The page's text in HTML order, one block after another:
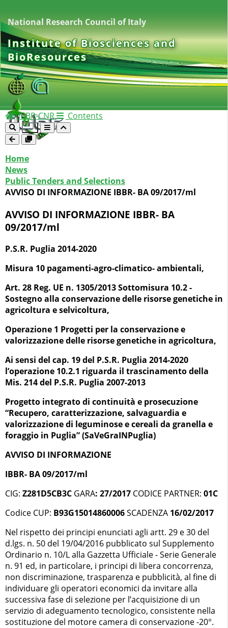
National Research Council of Italy
Institute of Biosciences and
BioResources
IBBR-CNR Contents
Home
News
Public Tenders and Selections
AVVISO DI INFORMAZIONE IBBR- BA 09/2017/ml
AVVISO DI INFORMAZIONE IBBR- BA
09/2017/ml
P.S.R. Puglia 2014-2020
Misura 10 pagamenti-agro-climatico- ambientali,
Art. 28 Reg. UE n. 1305/2013 Sottomisura 10.2 -
Sostegno alla conservazione delle risorse genetiche in
agricoltura e selvicoltura,
Operazione 1 Progetti per la conservazione e
valorizzazione delle risorse genetiche in agricoltura,
Ai sensi del cap. 19 del P.S.R. Puglia 2014-2020
l’operazione 10.2.1 riguarda il trascinamento della
Mis. 214 del P.S.R. Puglia 2007-2013
Progetto integrato di continuità e prosecuzione
“Recupero, caratterizzazione, salvaguardia e
valorizzazione di leguminose e cereali da granella e
foraggio in Puglia” (SaVeGraINPuglia)
AVVISO DI INFORMAZIONE
IBBR- BA 09/2017/ml
CIG: Z281D5CB3C GARA: 27/2017 CODICE PARTNER: 01C
Codice CUP: B93G15014860006SCADENZA 16/02/2017
Nel rispetto dei principi enunciati agli artt. 29 e 30 del
d.lgs. n. 50 del 19/04/2016 pubblicato sul Supplemento
Ordinario n. 10/L alla Gazzetta Ufficiale - Serie Generale
n. 91 ed, in particolare, i principi di libera concorrenza,
non discriminazione, trasparenza e pubblicità, al fine di
individuare gli operatori economici da invitare alla
successiva fase di selezione per l’acquisizione di un
servizio di adeguamento tecnologico, consistente nella
sostituzione del motore camera di conservazione -20°.